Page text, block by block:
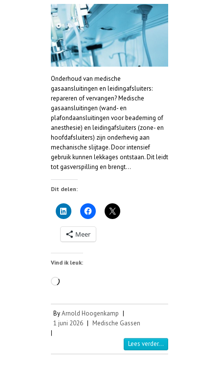
Onderhoud van medische
gasaansluitingen en leidingafsluiters:
repareren of vervangen? Medische
gasaansluitingen (wand- en
plafondaansluitingen voor beademing of
anesthesie) en leidingafsluiters (zone- en
hoofdafsluiters) zijn onderhevig aan
mechanische slijtage. Door intensief
gebruik kunnen lekkages ontstaan. Dit leidt
tot gasverspilling en brengt…
Dit delen:
Meer
Vind ik leuk:
Aan
ByArnold Hoogenkamp |
1 juni 2026 | Medische Gassen
|
Lees verder...